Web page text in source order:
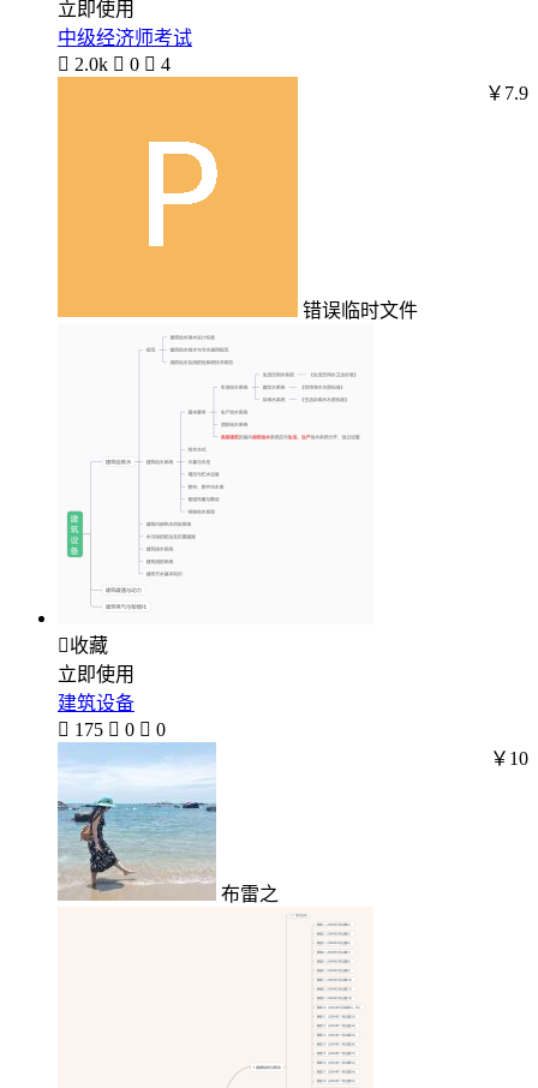
立即使用
中级经济师考试
 2.0k  0  4
错误临时文件
￥7.9
收藏
立即使用
建筑设备
 175  0  0
布雷之
￥10